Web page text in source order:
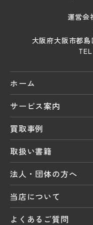
運営会
大阪府大阪市都
ホーム
サービス案内
買取事例
取扱い書籍
法人・団体の方へ
当店について
よくあるご質問